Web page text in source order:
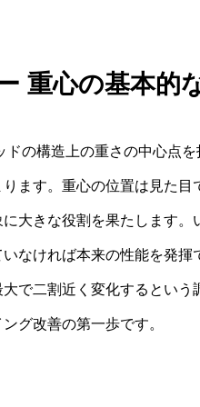
重心の基本的
ドの構造上の重さの中心点
ます。重心の位置は見た
大きな役割を果たします
なければ本来の性能を発
で二割近く変化するとい
グ改善の第一歩です。